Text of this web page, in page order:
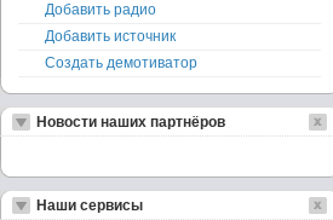
Добавить радио
Добавить источник
Создать демотиватор
Новости наших партнёров
Наши сервисы